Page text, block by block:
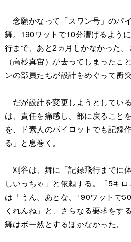
念願かなって「スワン号」のパ
舞。190ワットで10分漕げるよう
行まで、あと2ヵ月しかなかった
（高杉真宙）が去ってしまったこ
ンの部員たちが設計をめぐって衝
だが設計を変更しようとしてい
は、責任を痛感し、部に戻ること
を、ド素人のパイロットでも記録
る」と息巻く。
刈谷は、舞に「記録飛行までに
しいっちゃ」と依頼する。「5キ
は「うん。あとな、190ワットで
くれんね」と、さらなる要求をす
舞はボー然とするほかなかった。